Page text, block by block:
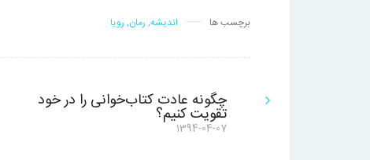
برچسب ها اندیشه, رمان, رویا
راهبری
نوشته
چگونه عادت کتاب‌خوانی را در خود
تقویت کنیم؟
نوشته
1394-04-07